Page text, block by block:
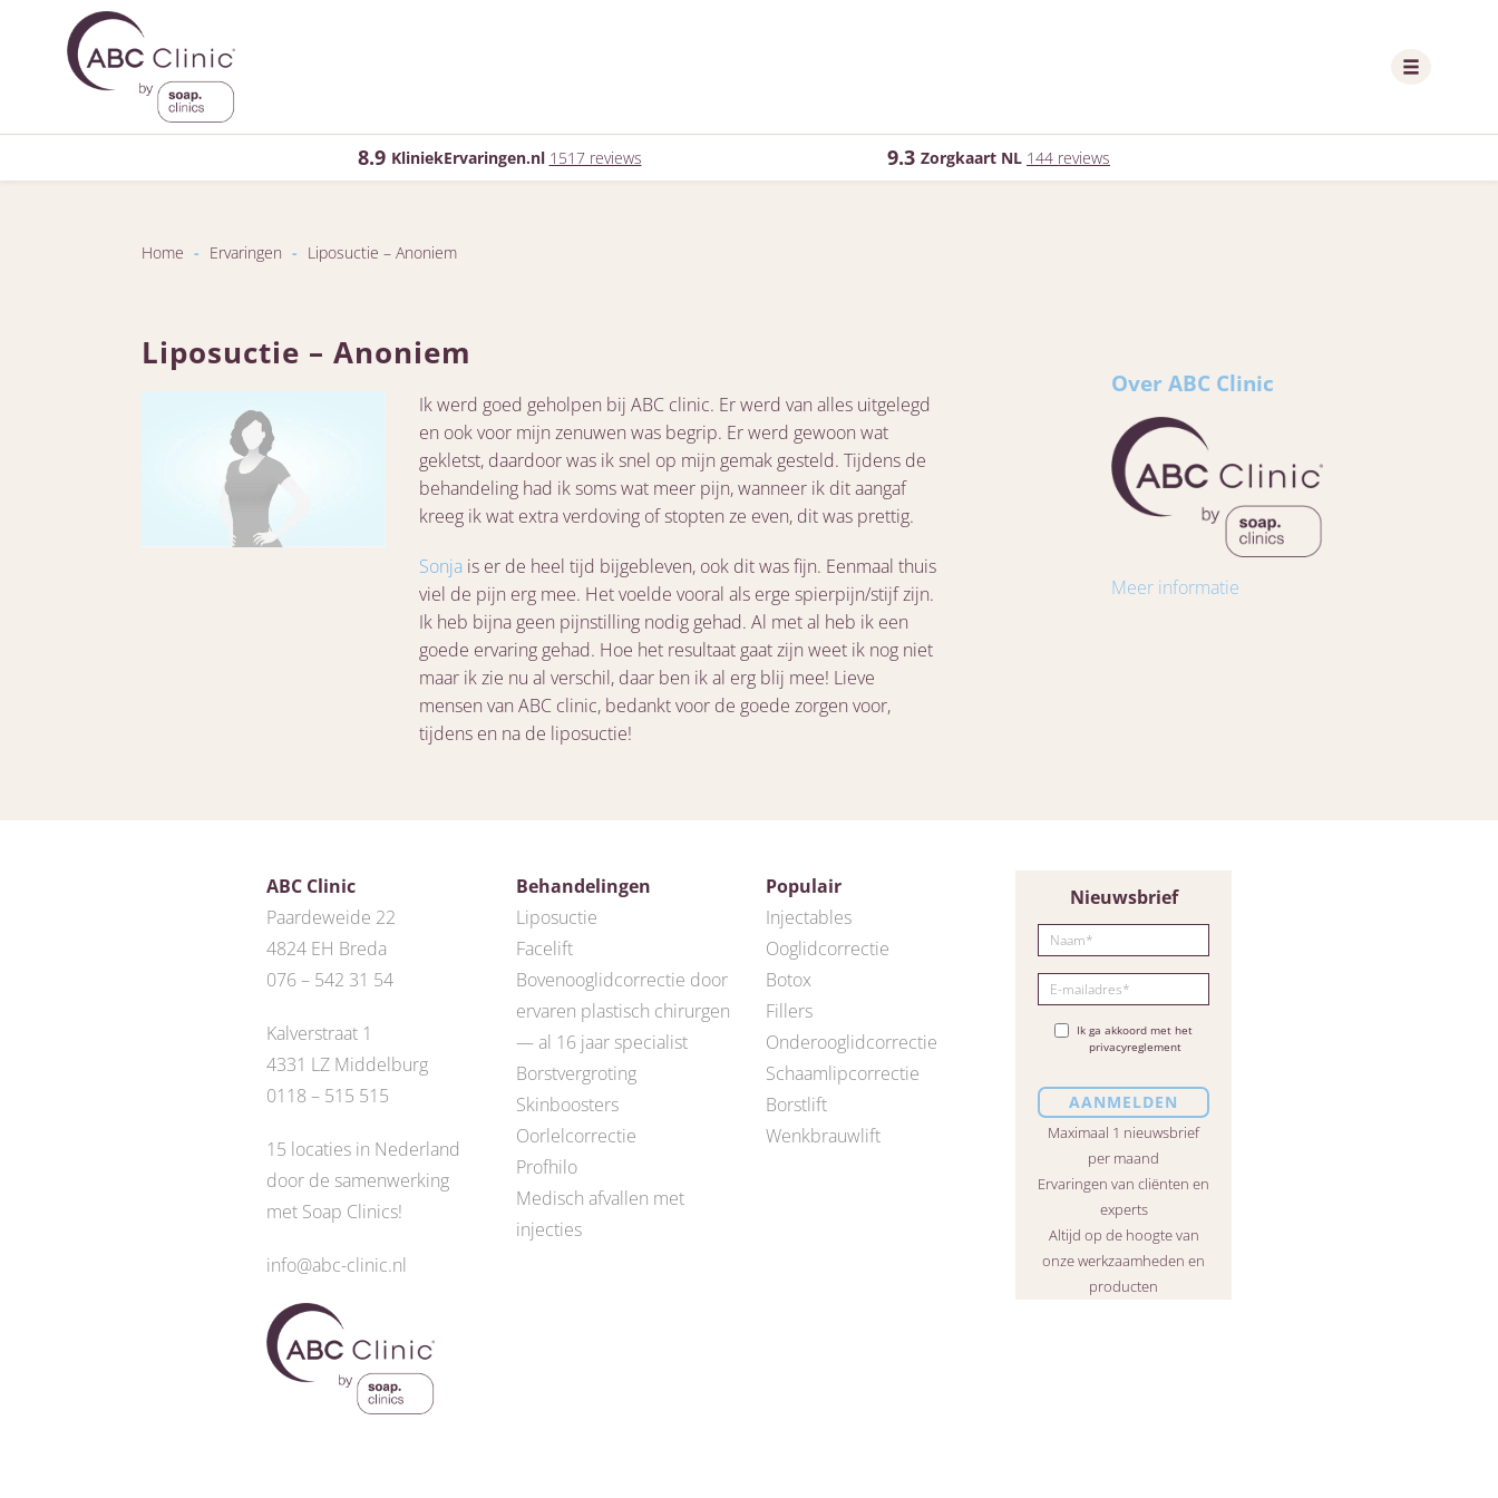
8.9 KliniekErvaringen.nl 1517 reviews 9.3 Zorgkaart NL 144 reviews
Home - Ervaringen - Liposuctie – Anoniem
Liposuctie – Anoniem
Ik werd goed geholpen bij ABC clinic. Er werd van alles uitgelegd
en ook voor mijn zenuwen was begrip. Er werd gewoon wat
gekletst, daardoor was ik snel op mijn gemak gesteld. Tijdens de
behandeling had ik soms wat meer pijn, wanneer ik dit aangaf
kreeg ik wat extra verdoving of stopten ze even, dit was prettig.
Sonjais er de heel tijd bijgebleven, ook dit was fijn. Eenmaal thuis
viel de pijn erg mee. Het voelde vooral als erge spierpijn/stijf zijn.
Ik heb bijna geen pijnstilling nodig gehad. Al met al heb ik een
goede ervaring gehad. Hoe het resultaat gaat zijn weet ik nog niet
maar ik zie nu al verschil, daar ben ik al erg blij mee! Lieve
mensen van ABC clinic, bedankt voor de goede zorgen voor,
tijdens en na de liposuctie!
Over ABC Clinic
Meer informatie
ABC Clinic
Paardeweide 22
4824 EH Breda
076 – 542 31 54
Kalverstraat 1
4331 LZ Middelburg
0118 – 515 515
15 locaties in Nederland
door de samenwerking
met Soap Clinics!
info@abc-clinic.nl
Behandelingen
Liposuctie
Facelift
Bovenooglidcorrectie door
ervaren plastisch chirurgen
— al 16 jaar specialist
Borstvergroting
Skinboosters
Oorlelcorrectie
Profhilo
Medisch afvallen met
injecties
Populair
Injectables
Ooglidcorrectie
Botox
Fillers
Onderooglidcorrectie
Schaamlipcorrectie
Borstlift
Wenkbrauwlift
Nieuwsbrief
Ik ga akkoord met het
privacyreglement
Maximaal 1 nieuwsbrief
per maand
Ervaringen van cliënten en
experts
Altijd op de hoogte van
onze werkzaamheden en
producten